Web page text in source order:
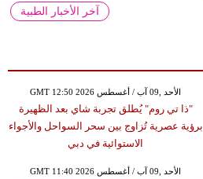
آخر الأخبار الطبية
GMT 12:50 2026 الأحد ,09 آب / أغسطس
"ذا تي روم" يُطلق تجربة شاي بعد الظهيرة
برؤية عصرية تُزاوج بين سحر السواحل والأجواء
الاستوائية في دبي
GMT 11:40 2026 الأحد ,09 آب / أغسطس